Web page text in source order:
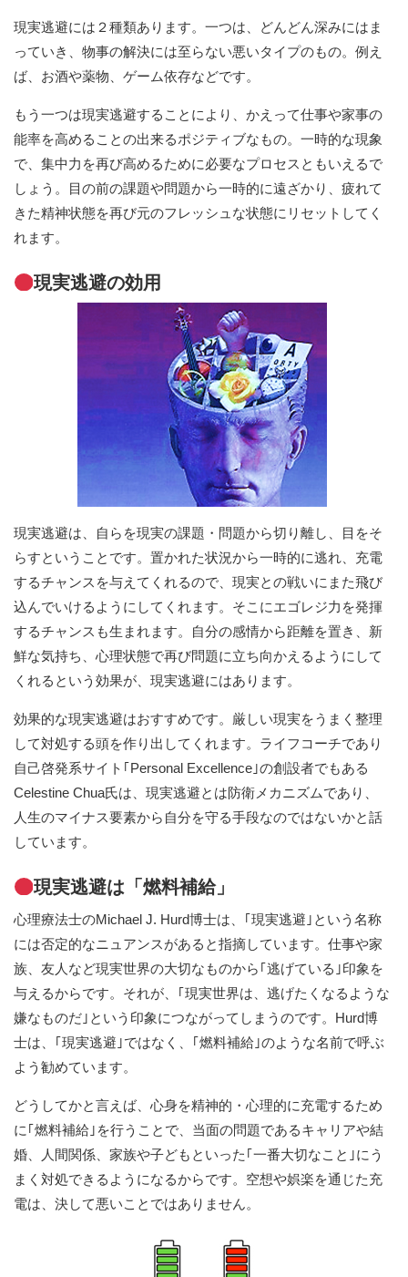
現実逃避には２種類あります。一つは、どんどん深みにはま
っていき、物事の解決には至らない悪いタイプのもの。例え
ば、お酒や薬物、ゲーム依存などです。
もう一つは現実逃避することにより、かえって仕事や家事の
能率を高めることの出来るポジティブなもの。一時的な現象
で、集中力を再び高めるために必要なプロセスともいえるで
しょう。目の前の課題や問題から一時的に遠ざかり、疲れて
きた精神状態を再び元のフレッシュな状態にリセットしてく
れます。
現実逃避の効用
現実逃避は、自らを現実の課題・問題から切り離し、目をそ
らすということです。置かれた状況から一時的に逃れ、充電
するチャンスを与えてくれるので、現実との戦いにまた飛び
込んでいけるようにしてくれます。そこにエゴレジ力を発揮
するチャンスも生まれます。自分の感情から距離を置き、新
鮮な気持ち、心理状態で再び問題に立ち向かえるようにして
くれるという効果が、現実逃避にはあります。
効果的な現実逃避はおすすめです。厳しい現実をうまく整理
して対処する頭を作り出してくれます。ライフコーチであり
自己啓発系サイト｢Personal Excellence｣の創設者でもある
Celestine Chua氏は、現実逃避とは防衛メカニズムであり、
人生のマイナス要素から自分を守る手段なのではないかと話
しています。
現実逃避は「燃料補給」
心理療法士のMichael J. Hurd博士は、｢現実逃避｣という名称
には否定的なニュアンスがあると指摘しています。仕事や家
族、友人など現実世界の大切なものから｢逃げている｣印象を
与えるからです。それが、｢現実世界は、逃げたくなるような
嫌なものだ｣という印象につながってしまうのです。Hurd博
士は、｢現実逃避｣ではなく、｢燃料補給｣のような名前で呼ぶ
よう勧めています。
どうしてかと言えば、心身を精神的・心理的に充電するため
に｢燃料補給｣を行うことで、当面の問題であるキャリアや結
婚、人間関係、家族や子どもといった｢一番大切なこと｣にう
まく対処できるようになるからです。空想や娯楽を通じた充
電は、決して悪いことではありません。